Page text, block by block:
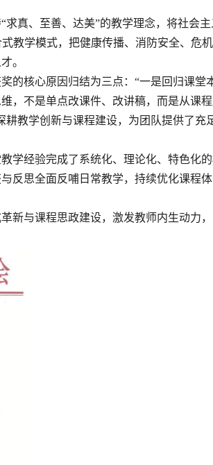
“求真、至善、达美”的教学理念，将社会
教学模式，把健康传播、消防安全、危
。
的核心原因归结为三点： “一是回归课堂
，不是单点改课件、改讲稿，而是从课
教学创新与课程建设，为团队提供了充
学经验完成了系统化、理论化、特色化
反思全面反哺日常教学，持续优化课程
新与课程思政建设，激发教师内生动力